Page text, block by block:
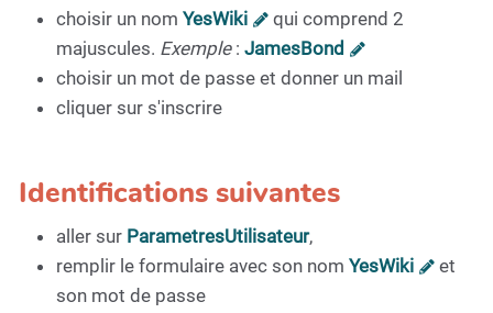
choisir un nom YesWiki
qui comprend 2
majuscules. Exemple: JamesBond
choisir un mot de passe et donner un mail
cliquer sur s'inscrire
Identifications suivantes
aller sur ParametresUtilisateur,
remplir le formulaire avec son nom YesWiki
et
son mot de passe